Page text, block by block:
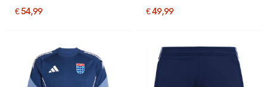
€ 54,99
€ 49,99